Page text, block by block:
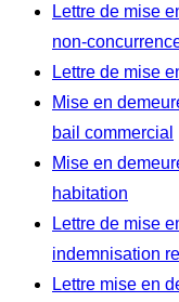
Lettre de mise
non-
Lettre de mise
Mise en
bail commercial
Mise en
habitation
Lettre de mise
indemnisation
Lettre mise en